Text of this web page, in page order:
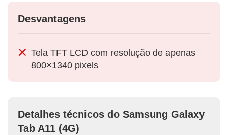
Desvantagens
Tela TFT LCD com resolução de apenas
800×1340 pixels
Detalhes técnicos do Samsung Galaxy
Tab A11 (4G)